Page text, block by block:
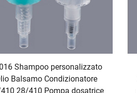
Shampoo personalizzato
Balsamo Condizionatore
28/410 Pompa dosatrice